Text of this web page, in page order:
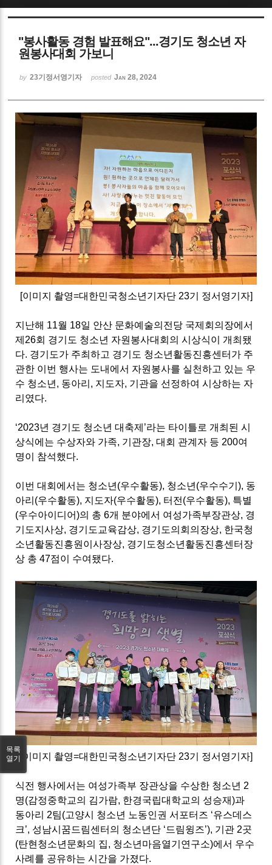
"봉사활동 경험 발표해요"...경기도 청소년 자
원봉사대회 가보니
by 23기정서영기자 posted Jan 28, 2024
[이미지 촬영=대한민국청소년기자단 23기 정서영기자]
지난해 11월 18일 안산 문화예술의전당 국제회의장에서
제 26회 경기도 청소년 자원봉사대회의 시상식이 개최됐
다. 경기도가 주최하고 경기도 청소년활동진흥센터가 주
관한 이번 행사는 도내에서 자원봉사를 실천하고 있는 우
수 청소년 , 동아리 , 지도자, 기관을 선정하여 시상하는 자
리였다.
‘2023년 경기도 청소년 대축제 ’라는 타이틀로 개최된 시
상식에는 수상자와 가족, 기관장,대회 관계자 등 200여
명이 참석했다.
이번 대회에서는 청소년 (우수활동), 청소년 (우수수기), 동
아리 (우수활동), 지도자(우수활동), 터전 (우수활동), 특별
(우수아이디어)의 총6개 분야에서 여성가족부장관상, 경
기도지사상, 경기도교육감상, 경기도의회의장상, 한국청
소년활동진흥원이사장상, 경기도청소년활동진흥센터장
상 총47점이 수여됐다.
[ 이미지 촬영=대한민국청소년기자단 23기 정서영기자]
식전 행사에서는 여성가족부 장관상을 수상한 청소년 2
명(감정중학교의 김가람, 한경국립대학교의 성승재)과
동아리 2팀(고양시 청소년 노동인권 서포터즈 ‘유스데스
크’, 성남시꿈드림센터의 청소년단 ‘드림윙즈’), 기관 2곳
(탄현청소년문화의 집, 청소년마음열기연구소)에서 우수
사례를 공유하는 시간을 가졌다.
목록
열기